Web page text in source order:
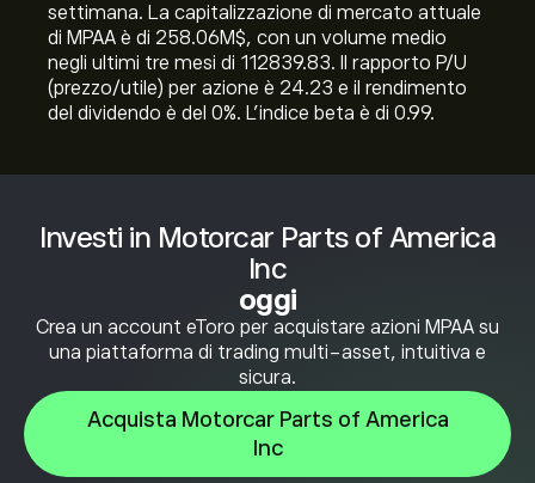
Investi in Motorcar Parts of America
Inc
oggi
Crea un account eToro per acquistare azioni MPAA su
una piattaforma di trading multi-asset, intuitiva e
sicura.
Acquista Motorcar Parts of America
Inc
settimana. La capitalizzazione di mercato attuale
di MPAA è di 258.06M‎$‎, con un volume medio
negli ultimi tre mesi di 112839.83. Il rapporto P/U
(prezzo/utile) per azione è 24.23 e il rendimento
del dividendo è del 0%. L'indice beta è di 0.99.